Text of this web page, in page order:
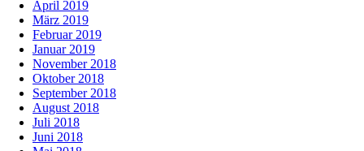
April 2019
März 2019
Februar 2019
Januar 2019
November 2018
Oktober 2018
September 2018
August 2018
Juli 2018
Juni 2018